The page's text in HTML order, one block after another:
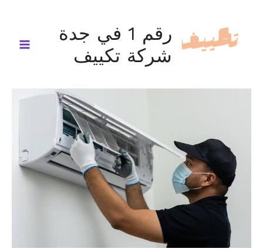
المحتوى
رقم 1 في جدة
شركة تكييف